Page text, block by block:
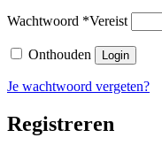
Wachtwoord *Vereist
Onthouden Login
Je wachtwoord vergeten?
Registreren